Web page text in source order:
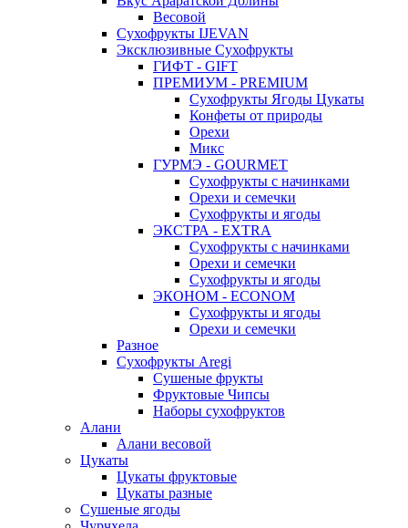
Весовой
Сухофрукты IJEVAN
Эксклюзивные Сухофрукты
ГИФТ - GIFT
ПРЕМИУМ - PREMIUM
Сухофрукты Ягоды Цукаты
Конфеты от природы
Орехи
Микс
ГУРМЭ - GOURMET
Сухофрукты с начинками
Орехи и семечки
Сухофрукты и ягоды
ЭКСТРА - EXTRA
Сухофрукты с начинками
Орехи и семечки
Сухофрукты и ягоды
ЭКОНОМ - ECONOM
Сухофрукты и ягоды
Орехи и семечки
Разное
Сухофрукты Aregi
Сушеные фрукты
Фруктовые Чипсы
Наборы сухофруктов
Алани
Алани весовой
Цукаты
Цукаты фруктовые
Цукаты разные
Сушеные ягоды